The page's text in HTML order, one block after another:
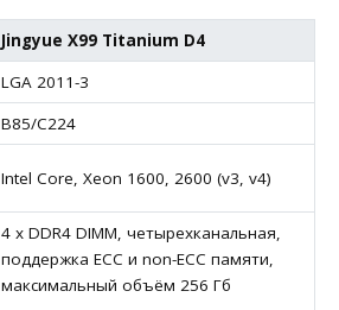
Jingyue X99 Titanium D4
LGA 2011-3
B85/C224
Intel Core, Xeon 1600, 2600 (v3, v4)
4 х DDR4 DIMM, четырехканальная,
поддержка ECC и non-ECC памяти,
максимальный объём 256 Гб